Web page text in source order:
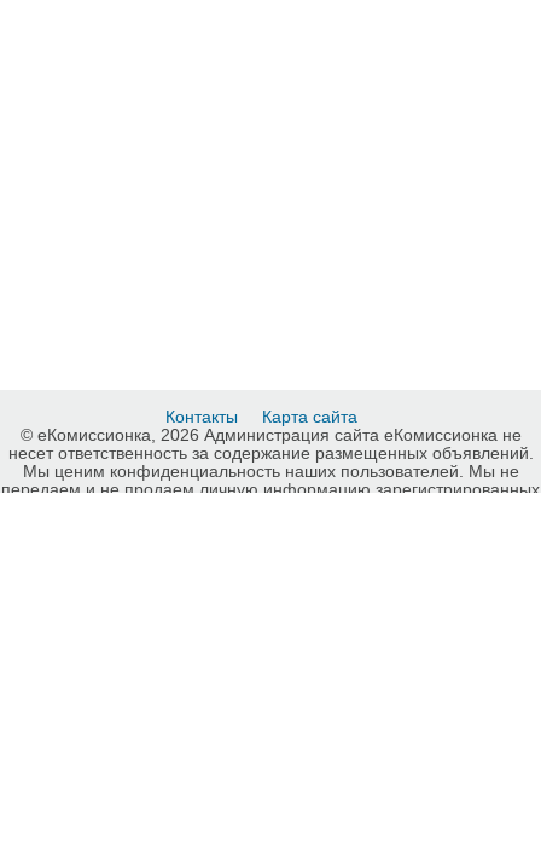
Контакты
Карта сайта
© еКомиссионка, 2026 Администрация сайта еКомиссионка не
несет ответственность за содержание размещенных объявлений.
Мы ценим конфиденциальность наших пользователей. Мы не
передаем и не продаем личную информацию зарегистрированных